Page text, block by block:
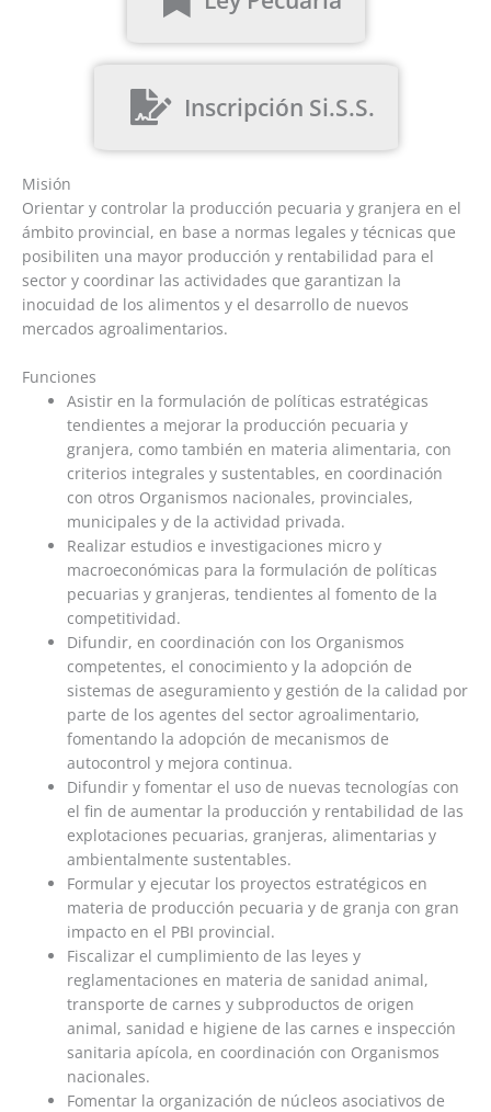
Inscripción Si.S.S.
Misión
Orientar y controlar la producción pecuaria y granjera en el
ámbito provincial, en base a normas legales y técnicas que
posibiliten una mayor producción y rentabilidad para el
sector y coordinar las actividades que garantizan la
inocuidad de los alimentos y el desarrollo de nuevos
mercados agroalimentarios.
Funciones
Asistir en la formulación de políticas estratégicas
tendientes a mejorar la producción pecuaria y
granjera, como también en materia alimentaria, con
criterios integrales y sustentables, en coordinación
con otros Organismos nacionales, provinciales,
municipales y de la actividad privada.
Realizar estudios e investigaciones micro y
macroeconómicas para la formulación de políticas
pecuarias y granjeras, tendientes al fomento de la
competitividad.
Difundir, en coordinación con los Organismos
competentes, el conocimiento y la adopción de
sistemas de aseguramiento y gestión de la calidad por
parte de los agentes del sector agroalimentario,
fomentando la adopción de mecanismos de
autocontrol y mejora continua.
Difundir y fomentar el uso de nuevas tecnologías con
el fin de aumentar la producción y rentabilidad de las
explotaciones pecuarias, granjeras, alimentarias y
ambientalmente sustentables.
Formular y ejecutar los proyectos estratégicos en
materia de producción pecuaria y de granja con gran
impacto en el PBI provincial.
Fiscalizar el cumplimiento de las leyes y
reglamentaciones en materia de sanidad animal,
transporte de carnes y subproductos de origen
animal, sanidad e higiene de las carnes e inspección
sanitaria apícola, en coordinación con Organismos
nacionales.
Fomentar la organización de núcleos asociativos de